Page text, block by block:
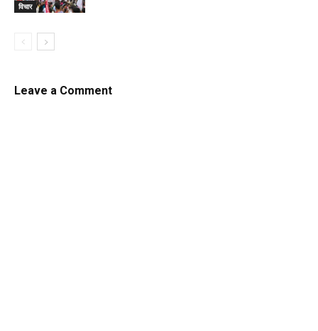
विचार
Leave a Comment